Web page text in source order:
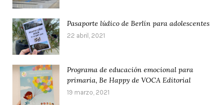
Pasaporte lúdico de Berlín para adolescentes
22 abril, 2021
Programa de educación emocional para
primaria, Be Happy de VOCA Editorial
19 marzo, 2021